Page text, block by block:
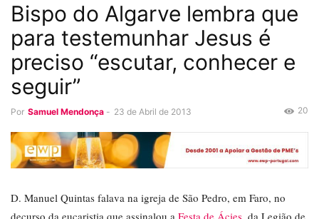
Bispo do Algarve lembra que
para testemunhar Jesus é
preciso “escutar, conhecer e
seguir”
Por Samuel Mendonça - 23 de Abril de 2013 20
D. Manuel Quintas falava na igreja de São Pedro, em Faro, no